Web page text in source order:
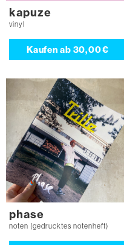
kapuze
vinyl
Kaufen ab 30,00 €
phase
noten (gedrucktes notenheft)